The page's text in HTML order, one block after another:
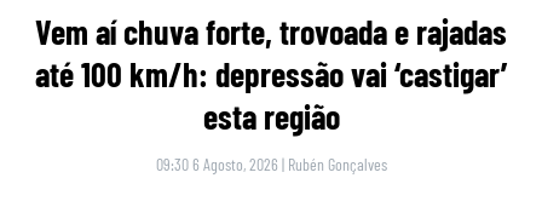
Vem aí chuva forte, trovoada e rajadas
até 100 km/h: depressão vai ‘castigar’
esta região
09:30 6 Agosto, 2026 | Rubén Gonçalves